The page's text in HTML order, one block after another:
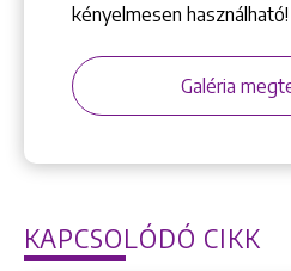
kényelmesen használható!
Galéria
KAPCSOLÓDÓ CIKK